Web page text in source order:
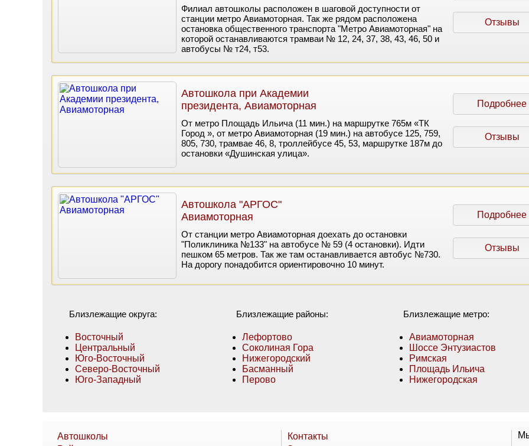
Филиал автошколы расположен в шаговой доступности от
станции метро Авиамоторная. Так же рядом расположена
остановка общественного транспорта "Метро Авиамоторная" на
которой останавливаются трамваи № 12, 24, 37, 38, 43, 46, 50 и
автобусы № т24, т53.
Отзывы
Автошкола при Академии
президента, Авиамоторная
От метро Площадь Ильича (11 мин.) на маршрутке 765м «ТК
Город », от метро Авиамоторная (19 мин.) на автобусе 125, 759,
805, 730, трамвае 46, 8, троллейбусе 45, 53, маршрутке 187м до
остановки «Душинская улица».
Подробнее
Отзывы
Автошкола "АРГОС"
Авиамоторная
От станции метро Авиамоторная доехать до остановки
"Поликлиника №133" на автобусе № 59 (4 остановки). Идти
пешком 65 метров. Так же там останавливается автобус №730.
На дорогу понадобится ориентировочно 10 минут.
Подробнее
Отзывы
Близлежащие округа:
Восточный
Центральный
Юго-Восточный
Северо-Восточный
Юго-Западный
Близлежащие районы:
Лефортово
Соколиная Гора
Нижегородский
Басманный
Перово
Близлежащие метро:
Авиамоторная
Шоссе Энтузиастов
Римская
Площадь Ильича
Нижегородская
Автошколы
Контакты